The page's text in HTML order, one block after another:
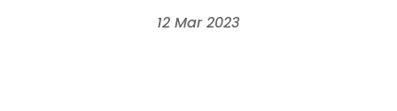
12 Mar 2023